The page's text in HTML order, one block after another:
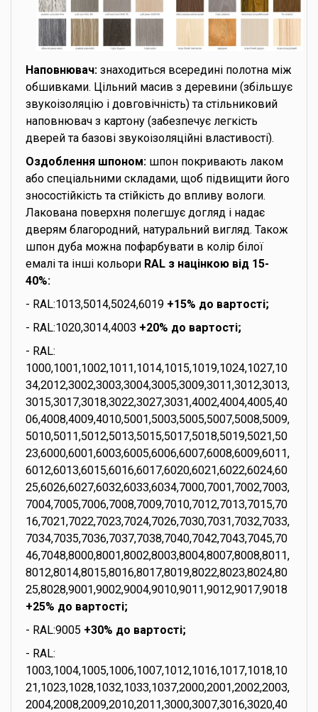
Наповнювач: знаходиться всередині полотна між
обшивками. Цільний масив з деревини (збільшує
звукоізоляцію і довговічність) та стільниковий
наповнювач з картону (забезпечує легкість
дверей та базові звукоізоляційні властивості).
Оздоблення шпоном: шпон покривають лаком
або спеціальними складами, щоб підвищити його
зносостійкість та стійкість до впливу вологи.
Лакована поверхня полегшує догляд і надає
дверям благородний, натуральний вигляд. Також
шпон дуба можна пофарбувати в колір білої
емалі та інші кольори RAL з націнкою від 15-
40%:
- RAL:1013,5014,5024,6019 +15% до вартості;
- RAL:1020,3014,4003 +20% до вартості;
- RAL:
1000,1001,1002,1011,1014,1015,1019,1024,1027,10
34,2012,3002,3003,3004,3005,3009,3011,3012,3013,
3015,3017,3018,3022,3027,3031,4002,4004,4005,40
06,4008,4009,4010,5001,5003,5005,5007,5008,5009,
5010,5011,5012,5013,5015,5017,5018,5019,5021,50
23,6000,6001,6003,6005,6006,6007,6008,6009,6011,
6012,6013,6015,6016,6017,6020,6021,6022,6024,60
25,6026,6027,6032,6033,6034,7000,7001,7002,7003,
7004,7005,7006,7008,7009,7010,7012,7013,7015,70
16,7021,7022,7023,7024,7026,7030,7031,7032,7033,
7034,7035,7036,7037,7038,7040,7042,7043,7045,70
46,7048,8000,8001,8002,8003,8004,8007,8008,8011,
8012,8014,8015,8016,8017,8019,8022,8023,8024,80
25,8028,9001,9002,9004,9010,9011,9012,9017,9018
+25% до вартості;
- RAL:9005 +30% до вартості;
- RAL:
1003,1004,1005,1006,1007,1012,1016,1017,1018,10
21,1023,1028,1032,1033,1037,2000,2001,2002,2003,
2004,2008,2009,2010,2011,3000,3007,3016,3020,40